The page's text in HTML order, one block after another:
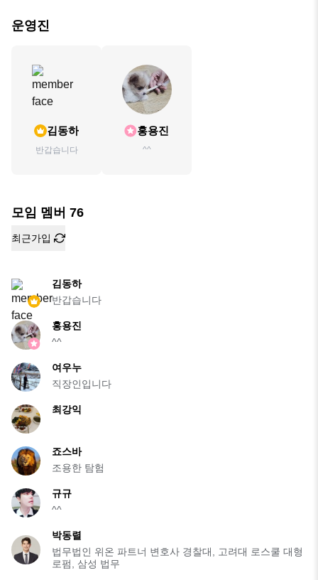
운영진
김동하
반갑습니다
홍용진
^^
모임 멤버 76
최근가입
김동하
반갑습니다
홍용진
^^
여우누
직장인입니다
최강익
죠스바
조용한 탐험
규규
^^
박동렬
법무법인 위온 파트너 변호사 경찰대, 고려대 로스쿨 대형
로펌, 삼성 법무